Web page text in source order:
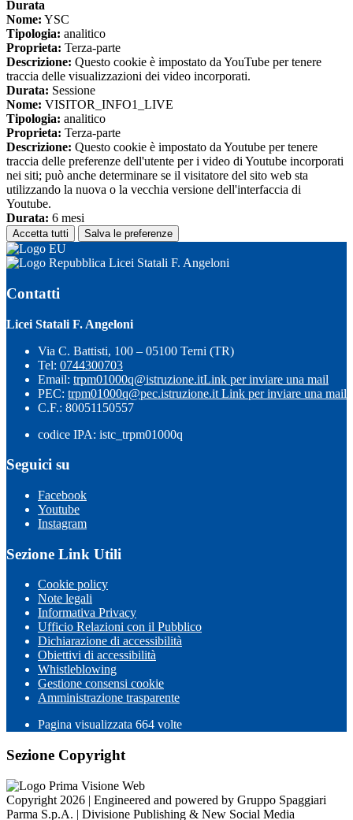
Durata
Nome: YSC
Tipologia: analitico
Proprieta: Terza-parte
Descrizione: Questo cookie è impostato da YouTube per tenere
traccia delle visualizzazioni dei video incorporati.
Durata: Sessione
Nome: VISITOR_INFO1_LIVE
Tipologia: analitico
Proprieta: Terza-parte
Descrizione: Questo cookie è impostato da Youtube per tenere
traccia delle preferenze dell'utente per i video di Youtube incorporati
nei siti; può anche determinare se il visitatore del sito web sta
utilizzando la nuova o la vecchia versione dell'interfaccia di
Youtube.
Durata: 6 mesi
Accetta tutti Salva le preferenze
Licei Statali F. Angeloni
Contatti
Licei Statali F. Angeloni
Via C. Battisti, 100 – 05100 Terni (TR)
Tel: 0744300703
Email: trpm01000q@istruzione.itLink per inviare una mail
PEC: trpm01000q@pec.istruzione.it Link per inviare una mail
C.F.: 80051150557
codice IPA: istc_trpm01000q
Seguici su
Facebook
Youtube
Instagram
Sezione Link Utili
Cookie policy
Note legali
Informativa Privacy
Ufficio Relazioni con il Pubblico
Dichiarazione di accessibilità
Obiettivi di accessibilità
Whistleblowing
Gestione consensi cookie
Amministrazione trasparente
Pagina visualizzata 664 volte
Sezione Copyright
Copyright 2026 | Engineered and powered by Gruppo Spaggiari
Parma S.p.A. | Divisione Publishing & New Social Media